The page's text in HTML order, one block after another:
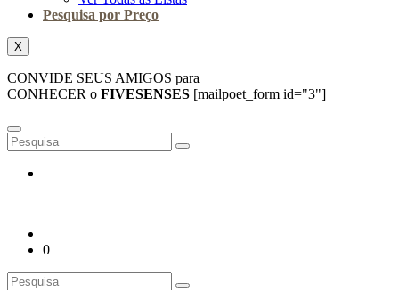
Pesquisa por Preço
X
CONVIDE SEUS AMIGOS para
CONHECER o FIVESENSES [mailpoet_form id="3"]
0